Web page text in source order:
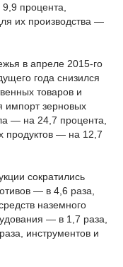
процента,
их производства —
в апреле 2015-го
года снизился
товаров и
импорт зерновых
— на 24,7 процента,
продуктов — на 12,7
сократились
— в 4,6 раза,
наземного
— в 1,7 раза,
инструментов и